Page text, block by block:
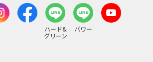
ハード&
グリーン
パワー